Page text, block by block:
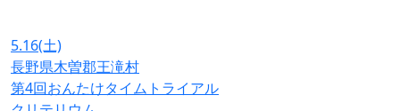
5.16(土)
長野県木曽郡王滝村
第4回おんたけタイムトライアル